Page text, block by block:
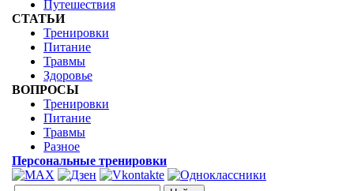
Путешествия
СТАТЬИ
Тренировки
Питание
Травмы
Здоровье
ВОПРОСЫ
Тренировки
Питание
Травмы
Разное
Персональные тренировки